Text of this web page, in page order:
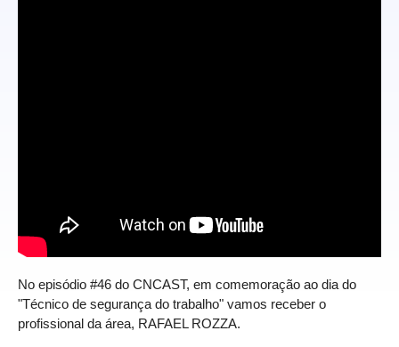
No episódio #46 do CNCAST, em comemoração ao dia do
"Técnico de segurança do trabalho" vamos receber o
profissional da área, RAFAEL ROZZA.